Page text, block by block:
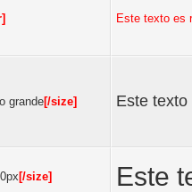
Este texto es
grande[/size] Este
[/size] Este